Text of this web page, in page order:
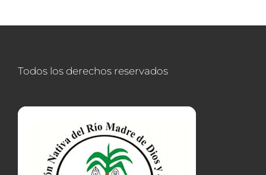
Todos los derechos reservados